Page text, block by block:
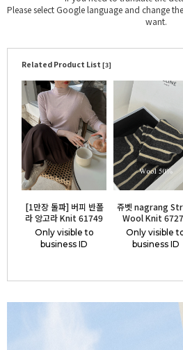
Please select Google language and change
want.
Related Product List [3]
[1만장 돌파] 버피 반폴
라 앙고라 Knit 61749
Only visible to
business ID
쥬벳 nagrang
Wool Knit
Only visible
business ID